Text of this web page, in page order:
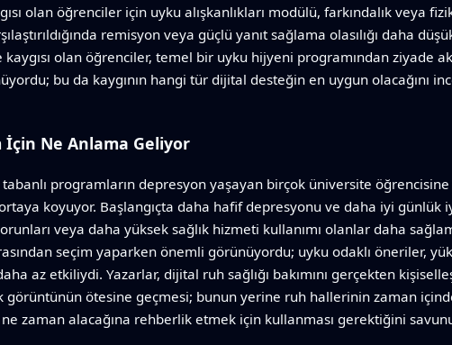
olan öğrenciler için uyku alışkanlıkları modülü, farkındalık veya
remisyon veya güçlü yanıt sağlama olasılığı daha
olan öğrenciler, temel bir uyku hijyeni programından ziyade
bu da kaygının hangi tür dijital desteğin en uygun olacağını
İçin Ne Anlama Geliyor
programların depresyon yaşayan birçok üniversite
ortaya koyuyor. Başlangıçta daha hafif depresyonu ve daha iyi
veya daha yüksek sağlık hizmeti kullanımı olanlar daha
seçim yaparken önemli görünüyordu; uyku odaklı öneriler,
az etkiliydi. Yazarlar, dijital ruh sağlığı bakımını gerçekten
görüntünün ötesine geçmesi; bunun yerine ruh hallerinin zaman
zaman alacağına rehberlik etmek için kullanması gerektiğini